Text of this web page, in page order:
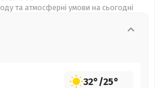
та атмосферні умови на сьогодні
32°/25°